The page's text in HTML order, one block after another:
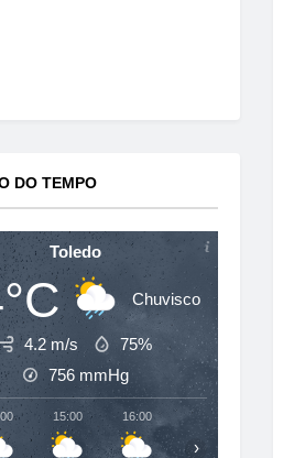
DO TEMPO
Toledo
Chuvisco
4.2 m/s
75%
756 mmHg
15:00 16:00 17:00
›